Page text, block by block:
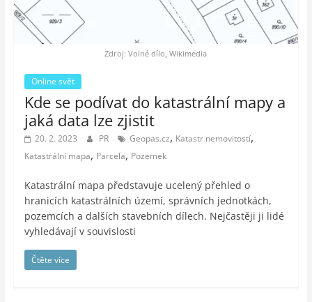
moto,
vesmír
Zdroj: Volné dílo, Wikimedia
Online svět
Kde se podívat do katastrální mapy a
jaká data lze zjistit
20. 2. 2023 PR Geopas.cz, Katastr nemovitostí,
Katastrální mapa, Parcela, Pozemek
Katastrální mapa představuje ucelený přehled o
hranicích katastrálních území, správních jednotkách,
pozemcích a dalších stavebních dílech. Nejčastěji ji lidé
vyhledávají v souvislosti
Čtěte více